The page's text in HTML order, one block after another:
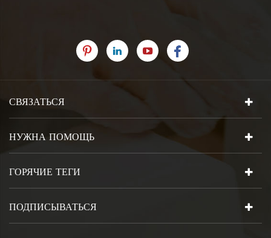
СВЯЗАТЬСЯ
НУЖНА ПОМОЩЬ
ГОРЯЧИЕ ТЕГИ
ПОДПИСЫВАТЬСЯ